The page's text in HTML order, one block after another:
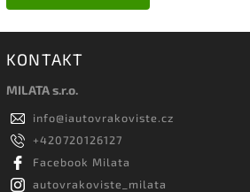
KONTAKT
MILATA s.r.o.
info@iautovrakoviste.cz
+420720126127
Facebook Milata
autovrakoviste_milata